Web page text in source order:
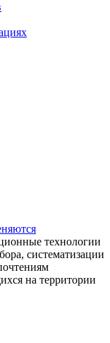
технологии
систематизации
на территории